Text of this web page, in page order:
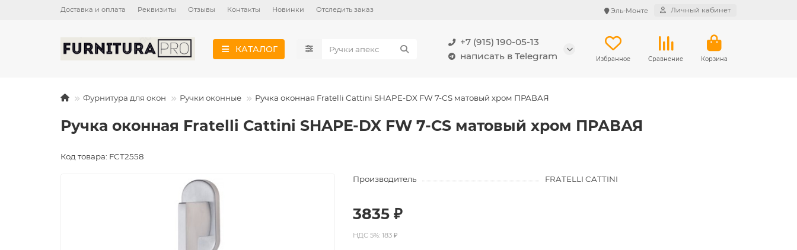
Доставка и оплата Реквизиты Отзывы Контакты Новинки Отследить заказ Эль-Монте Личный кабинет
КАТАЛОГ
+7 (915) 190-05-13
написать в Telegram
Избранное Сравнение Корзина
Фурнитура для окон Ручки оконные Ручка оконная Fratelli Cattini SHAPE-DX FW 7-CS матовый хром ПРАВАЯ
Ручка оконная Fratelli Cattini SHAPE-DX FW 7-CS матовый хром ПРАВАЯ
Код товара: FCT2558
Производитель FRATELLI CATTINI
3835 ₽
НДС 5%: 183 ₽